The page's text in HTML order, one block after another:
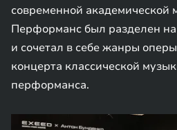
современной академической
Перформанс был разделен
и сочетал в себе жанры
концерта классической
перформанса.